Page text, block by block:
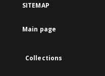
SITEMAP
Main page
Collections